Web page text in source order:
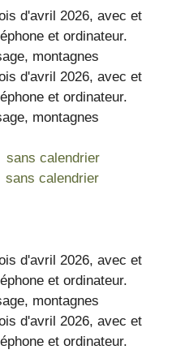
sans calendrier
sans calendrier